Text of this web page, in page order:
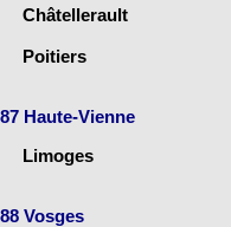
Châtellerault
Poitiers
87 Haute-Vienne
Limoges
88 Vosges